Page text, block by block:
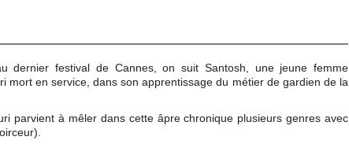
dernier festival de Cannes, on suit Santosh, une jeune femme
mort en service, dans son apprentissage du métier de gardien de la
parvient à mêler dans cette âpre chronique plusieurs genres avec